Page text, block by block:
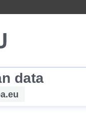
data